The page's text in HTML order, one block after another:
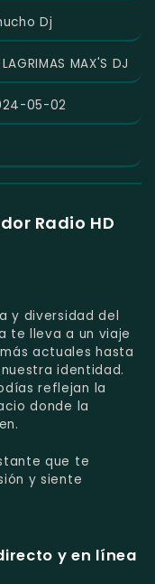
Dj
MAX'S DJ
05-02
Radio HD
y diversidad del
te lleva a un viaje
actuales hasta
identidad.
reflejan la
donde la
que te
y siente
y en línea